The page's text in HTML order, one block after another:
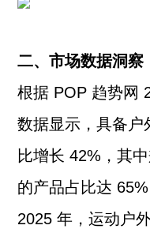
二、市场数据洞察
根据 POP 趋势网
数据显示，具备户
比增长 42%，其
的产品占比达
2025 年，运动户